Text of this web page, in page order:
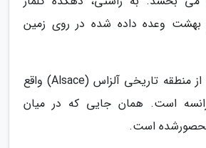
بهشت وعده داده شده در روی زمین
کلمار بخش کوچکی از منطقه تاریخی آلزاس (Alsace) واقع
است. همان جایی که در میان
است.